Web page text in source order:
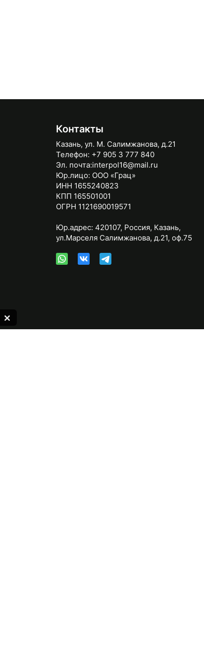
Контакты
Казань, ул. М. Салимжанова, д.21
Телефон: +7 905 3 777 840
Эл. почта:interpol16@mail.ru
Юр.лицо: ООО «Грац»
ИНН 1655240823
КПП 165501001
ОГРН 1121690019571
Юр.адрес: 420107, Россия, Казань,
ул.Марселя Салимжанова, д.21, оф.75